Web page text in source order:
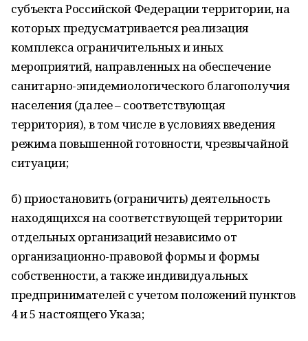
субъекта Российской Федерации территории, на
которых предусматривается реализация
комплекса ограничительных и иных
мероприятий, направленных на обеспечение
санитарно-эпидемиологического благополучия
населения (далее – соответствующая
территория), в том числе в условиях введения
режима повышенной готовности, чрезвычайной
ситуации;
б) приостановить (ограничить) деятельность
находящихся на соответствующей территории
отдельных организаций независимо от
организационно-правовой формы и формы
собственности, а также индивидуальных
предпринимателей с учетом положений пунктов
4 и 5 настоящего Указа;